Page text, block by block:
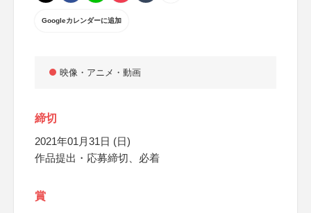
Googleカレンダーに追加
映像・アニメ・動画
締切
2021年01月31日 (日)
作品提出・応募締切、必着
賞